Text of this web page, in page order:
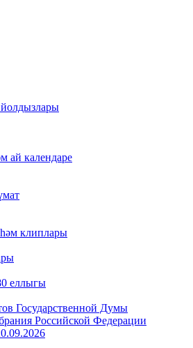
ай календаре
клиплары
еллыгы
Государственной Думы
Российской Федерации